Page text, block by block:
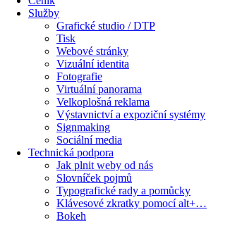
Služby
Grafické studio / DTP
Tisk
Webové stránky
Vizuální identita
Fotografie
Virtuální panorama
Velkoplošná reklama
Výstavnictví a expoziční systémy
Signmaking
Sociální media
Technická podpora
Jak plnit weby od nás
Slovníček pojmů
Typografické rady a pomůcky
Klávesové zkratky pomocí alt+…
Bokeh